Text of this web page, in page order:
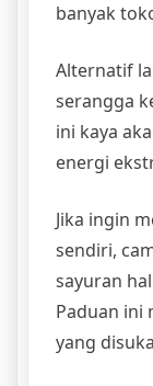
banyak
Alternatif
serangga
ini kaya
energi
Jika ingin
sendiri,
sayuran
Paduan ini
yang